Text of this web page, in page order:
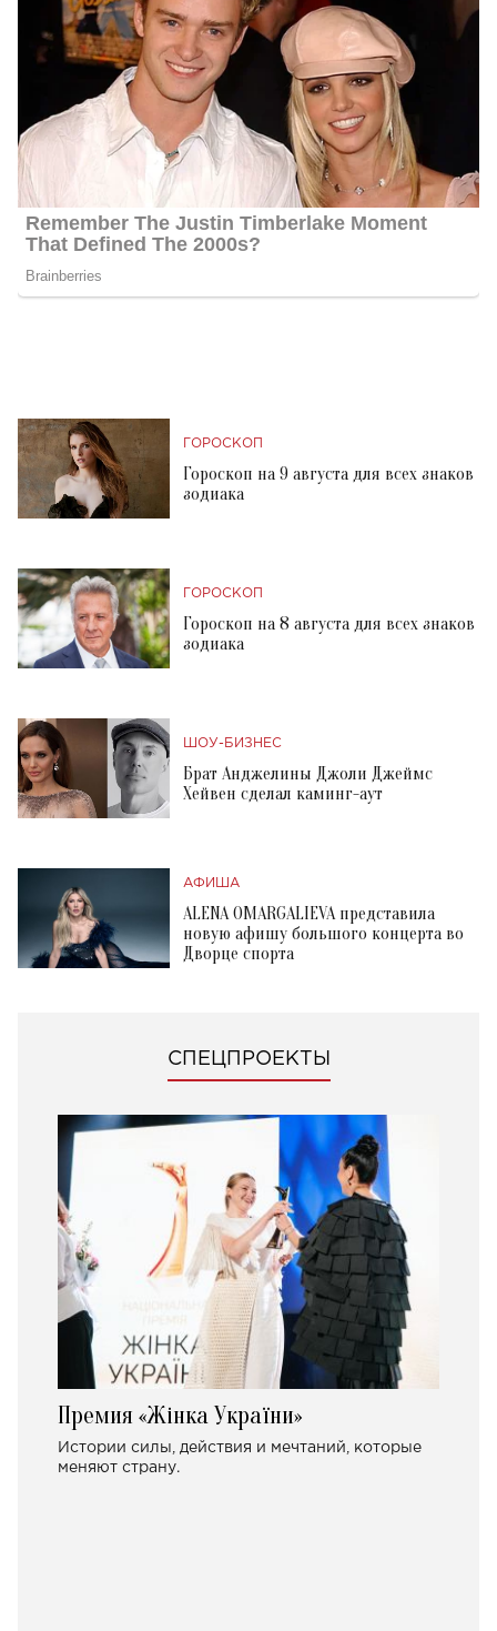
ГОРОСКОП
Гороскоп на 9 августа для всех знаков
зодиака
ГОРОСКОП
Гороскоп на 8 августа для всех знаков
зодиака
ШОУ-БИЗНЕС
Брат Анджелины Джоли Джеймс
Хейвен сделал каминг-аут
АФИША
ALENA OMARGALIEVA представила
новую афишу большого концерта во
Дворце спорта
СПЕЦПРОЕКТЫ
Премия «Жінка України»
Истории силы, действия и мечтаний, которые
меняют страну.